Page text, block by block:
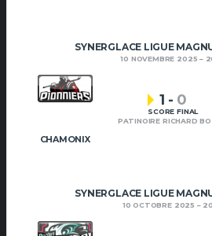
SYNERGLACE LIGUE
10 NOVEMBRE 2025
CHAMONIX
1 - 0
SCORE FINAL
PATINOIRE RICHARD
SYNERGLACE LIGUE
10 OCTOBRE 2025